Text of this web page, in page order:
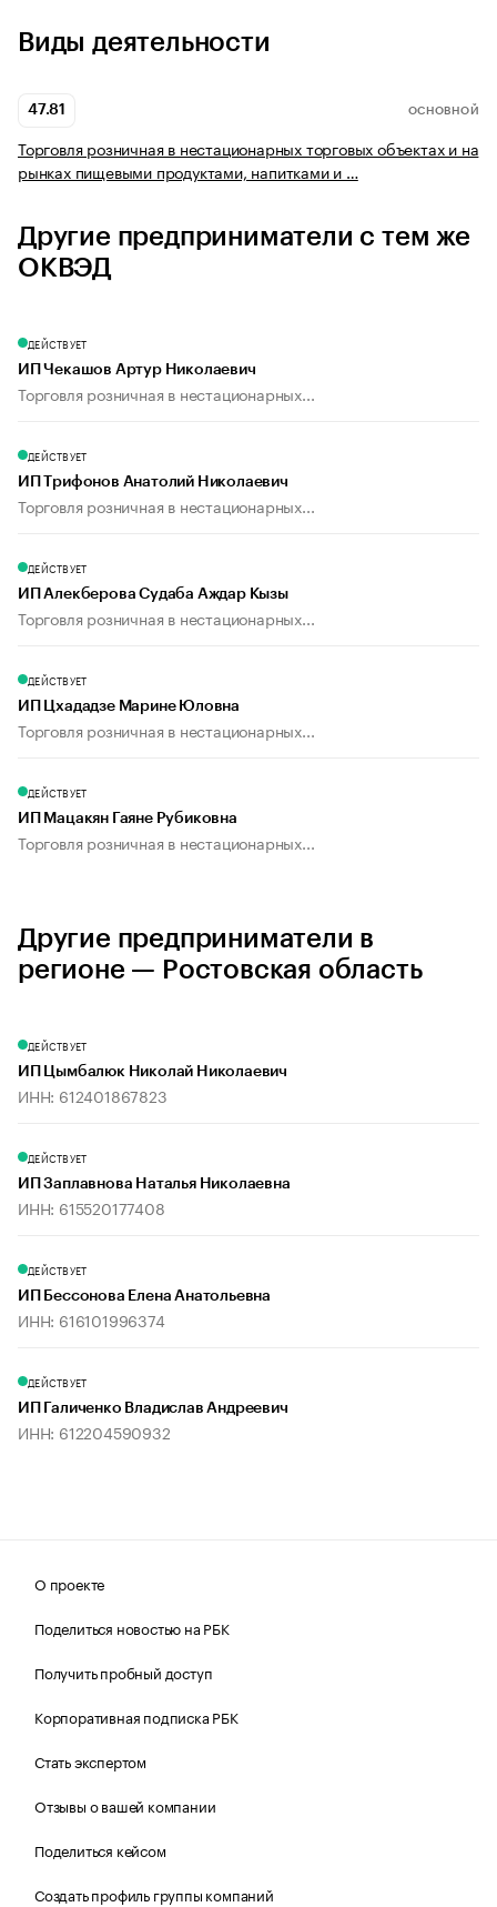
Виды деятельности
47.81 ОСНОВНОЙ
Торговля розничная в нестационарных торговых объектах и на
рынках пищевыми продуктами, напитками и …
Другие предприниматели с тем же
ОКВЭД
ДЕЙСТВУЕТ
ИП Чекашов Артур Николаевич
Торговля розничная в нестационарных...
ДЕЙСТВУЕТ
ИП Трифонов Анатолий Николаевич
Торговля розничная в нестационарных...
ДЕЙСТВУЕТ
ИП Алекберова Судаба Аждар Кызы
Торговля розничная в нестационарных...
ДЕЙСТВУЕТ
ИП Цхададзе Марине Юловна
Торговля розничная в нестационарных...
ДЕЙСТВУЕТ
ИП Мацакян Гаяне Рубиковна
Торговля розничная в нестационарных...
Другие предприниматели в
регионе — Ростовская область
ДЕЙСТВУЕТ
ИП Цымбалюк Николай Николаевич
ИНН: 612401867823
ДЕЙСТВУЕТ
ИП Заплавнова Наталья Николаевна
ИНН: 615520177408
ДЕЙСТВУЕТ
ИП Бессонова Елена Анатольевна
ИНН: 616101996374
ДЕЙСТВУЕТ
ИП Галиченко Владислав Андреевич
ИНН: 612204590932
О проекте
Поделиться новостью на РБК
Получить пробный доступ
Корпоративная подписка РБК
Стать экспертом
Отзывы о вашей компании
Поделиться кейсом
Создать профиль группы компаний